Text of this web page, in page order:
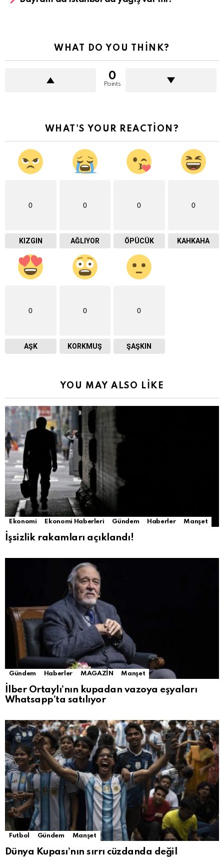
WHAT DO YOU THINK?
0
Points
WHAT'S YOUR REACTION?
0
KIZGIN
0
AĞLIYOR
0
ÖPÜCÜK
0
KAHKAHA
0
AŞK
0
KORKMUŞ
0
ŞAŞKIN
YOU MAY ALSO LIKE
Ekonomi Ekonomi Haberleri Gündem Haberler Manşet
İşsizlik rakamları açıklandı!
Gündem Haberler MAGAZİN Manşet
İlber Ortaylı’nın kupadan vazoya eşyaları
Whatsapp’ta satılıyor
Futbol Gündem Manşet
Dünya Kupası’nın sırrı cüzdanda değil